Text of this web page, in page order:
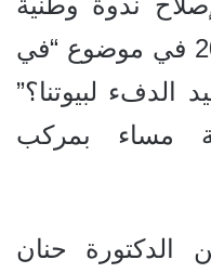
يوم الجمعة 15 ماي 2026 في موضوع “في
الدفء لبيوتنا؟”
مساء بمركب
الدكتورة حنان